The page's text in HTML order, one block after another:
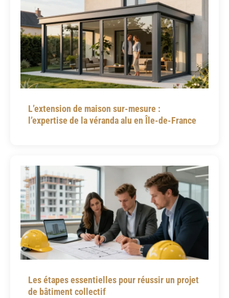
L’extension de maison sur-mesure :
l’expertise de la véranda alu en Île-de-France
Les étapes essentielles pour réussir un projet
de bâtiment collectif